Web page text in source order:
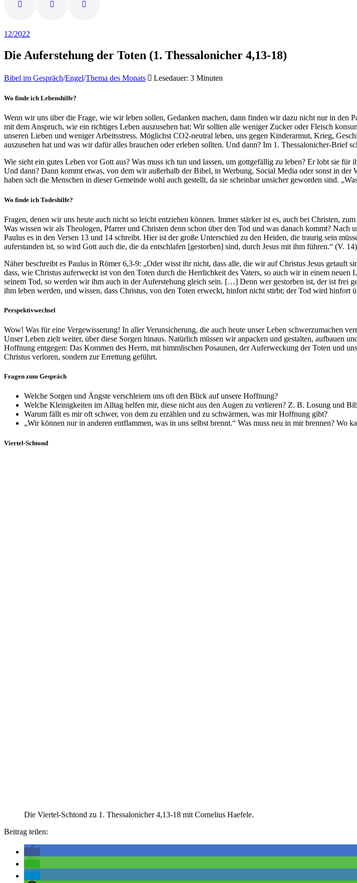
12/2022
Die Auferstehung der Toten (1. Thessalonicher 4,13-18)
Bibel im Gespräch/Engel/Thema des Monats Lesedauer: 3 Minuten
Wo finde ich Lebenshilfe?
Wenn wir uns über die Frage, wie wir leben sollen, Gedanken machen, dann finden wir dazu nicht nur in
mit dem Anspruch, wie ein richtiges Leben auszusehen hat: Wir sollten alle weniger Zucker oder Fleisch
unseren Lieben und weniger Arbeitsstress. Möglichst CO2-neutral leben, uns gegen Kinderarmut, Krieg,
auszusehen hat und was wir dafür alles brauchen oder erleben sollten. Und dann? Im 1. Thessalonicher-Brief
Wie sieht ein gutes Leben vor Gott aus? Was muss ich tun und lassen, um gottgefällig zu leben? Er lobt sie
Und dann? Dann kommt etwas, von dem wir außerhalb der Bibel, in Werbung, Social Media oder sonst in
haben sich die Menschen in dieser Gemeinde wohl auch gestellt, da sie scheinbar unsicher geworden sind.
Wo finde ich Todeshilfe?
Fragen, denen wir uns heute auch nicht so leicht entziehen können. Immer stärker ist es, auch bei Christen,
Was wissen wir als Theologen, Pfarrer und Christen denn schon über den Tod und was danach kommt?
Paulus es in den Versen 13 und 14 schreibt. Hier ist der große Unterschied zu den Heiden, die traurig sein
auferstanden ist, so wird Gott auch die, die da entschlafen [gestorben] sind, durch Jesus mit ihm führen.“ (V.
Näher beschreibt es Paulus in Römer 6,3-9: „Oder wisst ihr nicht, dass alle, die wir auf Christus Jesus
dass, wie Christus auferweckt ist von den Toten durch die Herrlichkeit des Vaters, so auch wir in einem
seinem Tod, so werden wir ihm auch in der Auferstehung gleich sein. […] Denn wer gestorben ist, der ist frei
ihm leben werden, und wissen, dass Christus, von den Toten erweckt, hinfort nicht stirbt; der Tod wird hinfort
Perspektivwechsel
Wow! Was für eine Vergewisserung! In aller Verunsicherung, die auch heute unser Leben schwerzumachen
Unser Leben zielt weiter, über diese Sorgen hinaus. Natürlich müssen wir anpacken und gestalten, aufbauen
Hoffnung entgegen: Das Kommen des Herrn, mit himmlischen Posaunen, der Auferweckung der Toten und
Christus verloren, sondern zur Errettung geführt.
Fragen zum Gespräch
Welche Sorgen und Ängste verschleiern uns oft den Blick auf unsere Hoffnung?
Welche Kleinigkeiten im Alltag helfen mir, diese nicht aus den Augen zu verlieren? Z. B. Losung und
Warum fällt es mir oft schwer, von dem zu erzählen und zu schwärmen, was mir Hoffnung gibt?
„Wir können nur in anderen entflammen, was in uns selbst brennt.“ Was muss neu in mir brennen? Wo
Viertel-Schtond
Die Viertel-Schtond zu 1. Thessalonicher 4,13-18 mit Cornelius Haefele.
Beitrag teilen: